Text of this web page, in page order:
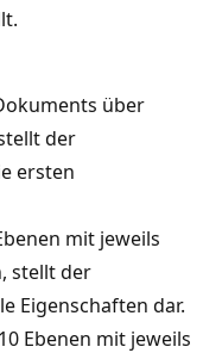
über
der
ersten
mit jeweils
stellt der
Eigenschaften dar.
Ebenen mit jeweils